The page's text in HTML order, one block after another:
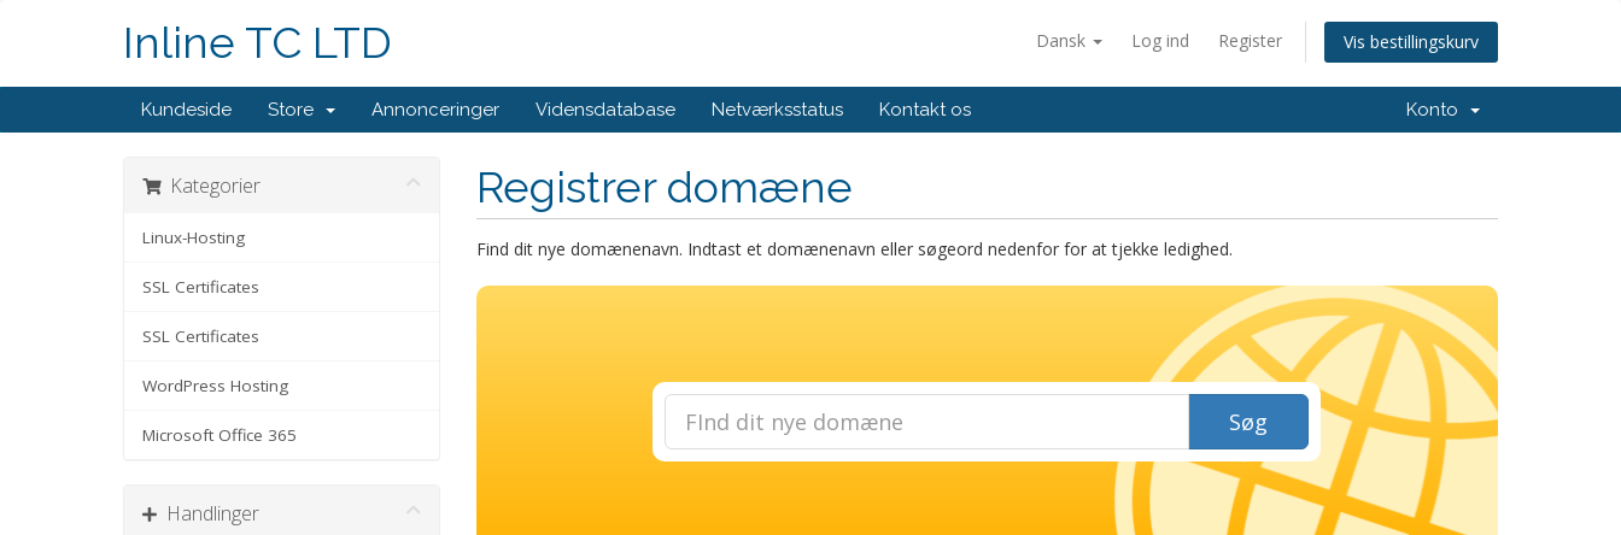
Dansk Log ind Register Vis bestillingskurv
Inline TC LTD
Kundeside Store Annonceringer Vidensdatabase Netværksstatus Kontakt os Konto
Kategorier
Linux-Hosting
SSL Certificates
SSL Certificates
WordPress Hosting
Microsoft Office 365
Handlinger
Registrer domæne
Find dit nye domænenavn. Indtast et domænenavn eller søgeord nedenfor for at tjekke ledighed.
Søg